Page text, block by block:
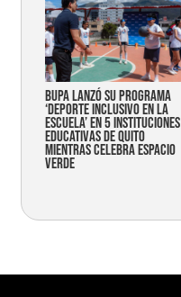
Bupa lanzó su programa
‘Deporte Inclusivo en la
Escuela’ en 5 instituciones
educativas de Quito
mientras celebra espacio
verde